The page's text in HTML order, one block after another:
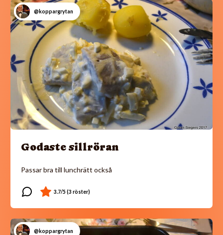
@koppargrytan
Godaste sillröran
Passar bra till lunchrätt också
@koppargrytan